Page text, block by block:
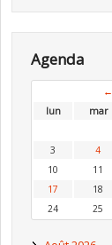
Agenda
←
lun
mar
3
4
10
11
17
18
24
25